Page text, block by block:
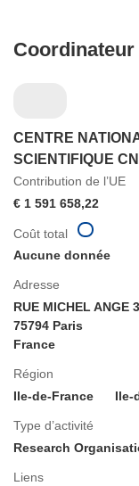
Coordinateur
CENTRE
SCIENTIFIQUE
Contribution de l’UE
€ 1 591 658,22
Adresse
RUE MICHEL ANGE 3
75794 Paris
France
Région
Ile-de-France
Ile-
Type d’activité
Research
Liens
Coût total
Aucune donnée